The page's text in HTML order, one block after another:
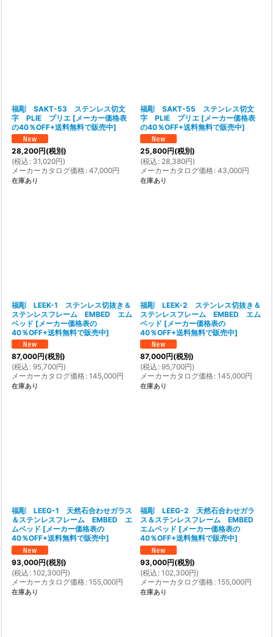
福彫 SAKT-53 ステンレス切文
字 PLIE プリエ [ メーカー価格表
の40％OFF+送料無料で販売中]
28,200円(税別)
(税込 : 31,020円)
メーカーカタログ価格: 47,000円
在庫あり
福彫 SAKT-55 ステンレス切文
字 PLIE プリエ [ メーカー価格表
の40％OFF+送料無料で販売中]
25,800円(税別)
(税込 : 28,380円)
メーカーカタログ価格: 43,000円
在庫あり
福彫 LEEK-1 ステンレス切抜き＆
ステンレスフレーム EMBED エム
ベッド [メーカー価格表の
40％OFF+送料無料で販売中]
87,000円(税別)
(税込 : 95,700円)
メーカーカタログ価格: 145,000円
在庫あり
福彫 LEEK-2 ステンレス切抜き＆
ステンレスフレーム EMBED エム
ベッド [メーカー価格表の
40％OFF+送料無料で販売中]
87,000円(税別)
(税込 : 95,700円)
メーカーカタログ価格: 145,000円
在庫あり
福彫 LEEG-1 天然石合わせガラス
＆ステンレスフレーム EMBED エ
ムベッド [メーカー価格表の
40％OFF+送料無料で販売中]
93,000円(税別)
(税込 : 102,300円)
メーカーカタログ価格: 155,000円
在庫あり
福彫 LEEG-2 天然石合わせガラ
ス＆ステンレスフレーム EMBED
エムベッド [メーカー価格表の
40％OFF+送料無料で販売中]
93,000円(税別)
(税込 : 102,300円)
メーカーカタログ価格: 155,000円
在庫あり